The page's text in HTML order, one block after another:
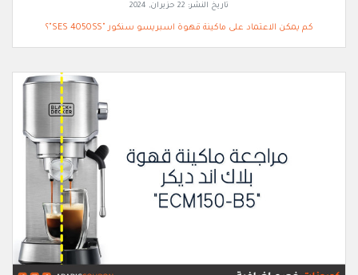
تاريخ النشر: 22 حزيران, 2024
كم يمكن الاعتماد على ماكينة قهوة اسبريسو سنكور "SES 4050SS"؟